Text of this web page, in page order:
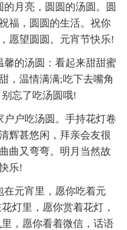
月亮，圆圆的汤圆。圆
福，圆圆的生活。祝你
愿望圆圆。元宵节快乐!
的汤圆：看起来甜甜蜜
，温情满满;吃下去嘴角
忘了吃汤圆哦!
户吃汤圆。手持花灯卷
辉甚悠闲，拜亲会友很
曲又弯弯。明月当然故
乐!
元宵里，愿你吃着元
灯里，愿你赏着花灯，
，愿你看着微信，话语